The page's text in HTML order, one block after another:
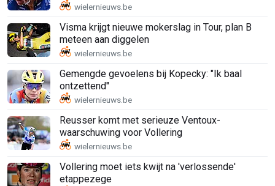
Visma krijgt nieuwe mokerslag in Tour, plan B
meteen aan diggelen
Gemengde gevoelens bij Kopecky: "Ik baal
ontzettend"
Reusser komt met serieuze Ventoux-
waarschuwing voor Vollering
Vollering moet iets kwijt na 'verlossende'
etappezege